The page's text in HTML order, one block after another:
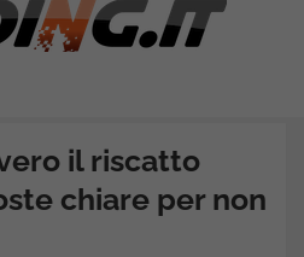
il riscatto
chiare per non